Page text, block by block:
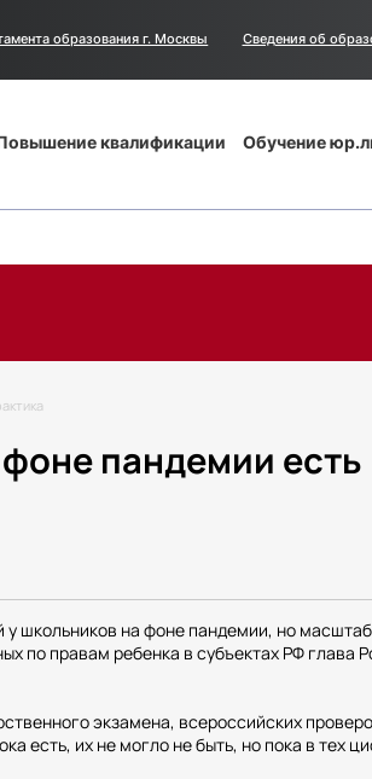
образования г. Москвы
Сведения
Сведения об
квалификации Обучение
пандемии есть
у школьников на фоне пандемии, но
по правам ребенка в субъектах РФ глава
экзамена, всероссийских
есть, их не могло не быть, но пока в тех